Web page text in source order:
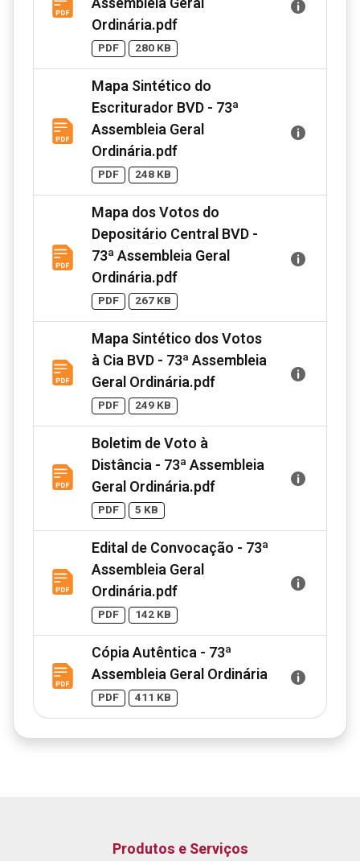
Ordinária.pdf
PDF 280 KB
Mapa Sintético do
Escriturador BVD - 73ª
Assembleia Geral
Ordinária.pdf
PDF 248 KB
Mapa dos Votos do
Depositário Central BVD -
73ª Assembleia Geral
Ordinária.pdf
PDF 267 KB
Mapa Sintético dos Votos
à Cia BVD - 73ª Assembleia
Geral Ordinária.pdf
PDF 249 KB
Boletim de Voto à
Distância - 73ª Assembleia
Geral Ordinária.pdf
PDF 5 KB
Edital de Convocação - 73ª
Assembleia Geral
Ordinária.pdf
PDF 142 KB
Cópia Autêntica - 73ª
Assembleia Geral Ordinária
PDF 411 KB
Produtos e Serviços